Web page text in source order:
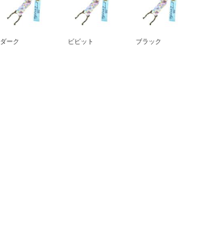
ダーク ビビット ブラック